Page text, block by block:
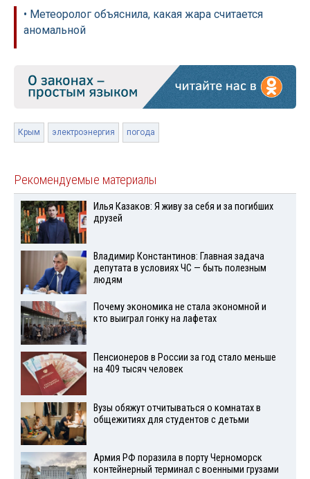
• Метеоролог объяснила, какая жара считается
аномальной
Крым электроэнергия погода
Рекомендуемые материалы
Илья Казаков: Я живу за себя и за погибших
друзей
Владимир Константинов: Главная задача
депутата в условиях ЧС — быть полезным
людям
Почему экономика не стала экономной и
кто выиграл гонку на лафетах
Пенсионеров в России за год стало меньше
на 409 тысяч человек
Вузы обяжут отчитываться о комнатах в
общежитиях для студентов с детьми
Армия РФ поразила в порту Черноморск
контейнерный терминал с военными грузами